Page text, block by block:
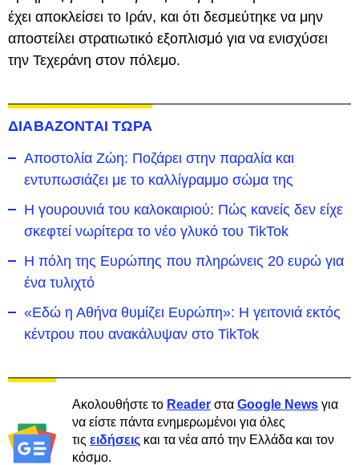
έχει αποκλείσει το Ιράν, και ότι δεσμεύτηκε να μην
αποστείλει στρατιωτικό εξοπλισμό για να ενισχύσει
την Τεχεράνη στον πόλεμο.
ΔΙΑΒΑΖΟΝΤΑΙ ΤΩΡΑ
Αποστολία Ζώη: Ποζάρει στην παραλία και
εντυπωσιάζει με το καλλίγραμμο σώμα της
Η γουρουνιά του καλοκαιριού: Πώς κανείς δεν είχε
σκεφτεί νωρίτερα το νέο γλυκό του TikTok
Η πόλη της Ευρώπης που πληρώνεις 20 ευρώ για
ένα τυλιχτό
«Εδώ η Αθήνα θυμίζει Ευρώπη»: H γειτονιά εκτός
κέντρου που ανακάλυψαν στο TikTok
Ακολουθήστε το Reader στα Google News για
να είστε πάντα ενημερωμένοι για όλες
τις ειδήσεις και τα νέα από την Ελλάδα και τον
κόσμο.